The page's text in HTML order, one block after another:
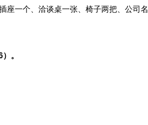
座一个、洽谈桌一张、椅子两把、公司名
。